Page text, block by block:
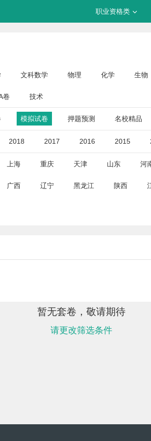
职业资格类
文科数学 物理 化学 生物
卷 技术
模拟试卷 押题预测 名校精品
2018 2017 2016 2015
上海 重庆 天津 山东 河
广西 辽宁 黑龙江 陕西
暂无套卷，敬请期待
请更改筛选条件